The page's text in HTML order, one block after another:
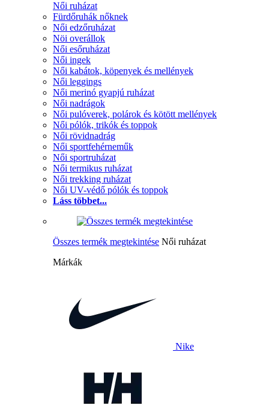
Női ruházat
Fürdőruhák nőknek
Női edzőruházat
Nöi overállok
Női esőruházat
Női ingek
Női kabátok, köpenyek és mellények
Női leggings
Női merinó gyapjú ruházat
Női nadrágok
Női pulóverek, polárok és kötött mellények
Női pólók, trikók és toppok
Női rövidnadrág
Női sportfehérneműk
Női sportruházat
Női termikus ruházat
Női trekking ruházat
Női UV-védő pólók és toppok
Láss többet...
Összes termék megtekintése Női ruházat
Márkák
Nike